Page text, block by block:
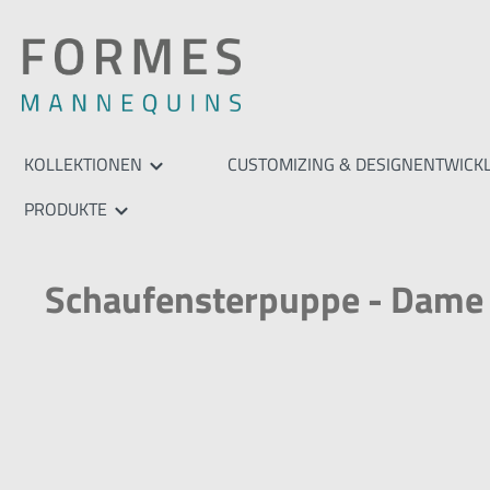
KOLLEKTIONEN CUSTOMIZING &
PRODUKTE
Schaufensterpuppe -